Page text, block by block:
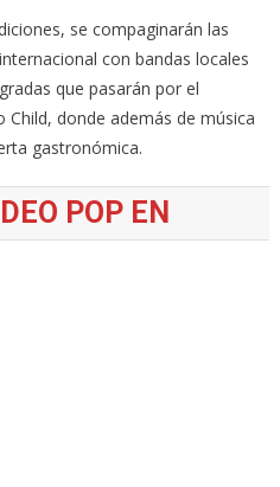
se compaginarán las
con bandas locales
que pasarán por el
donde además de música
gastronómica.
POP EN